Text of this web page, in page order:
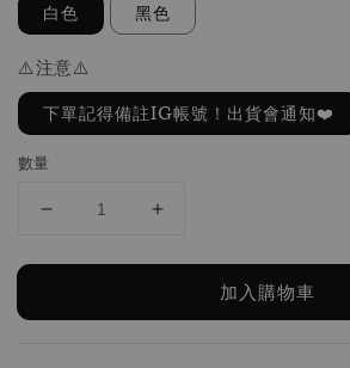
白色 黑色
⚠️注意⚠️
下單記得備註IG帳號！出貨會通知❤️
數量
加入購物車